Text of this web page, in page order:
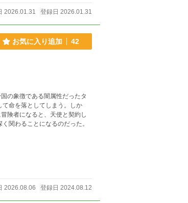
2026.01.31 登録日 2026.01.31
お気に入り追加 42
の象徴である闇属性だったタ
命を落としてしまう。しか
険者になると、天使と契約し
関わることになるのだった。
2026.08.06 登録日 2024.08.12